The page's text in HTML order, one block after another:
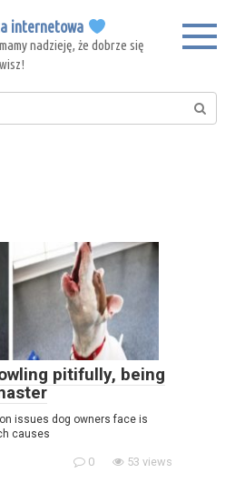
internetowa
nadzieję, że dobrze się
pitifully, being
issues dog owners face is
causes
0 53 views